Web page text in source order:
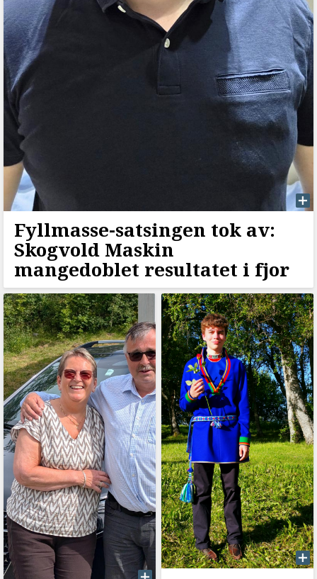
Fyllmasse-satsingen tok av:
Skogvold Maskin
mangedoblet resultatet i fjor